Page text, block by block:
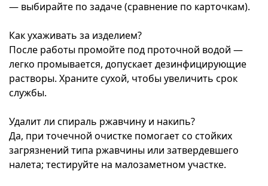
— выбирайте по задаче (сравнение по карточкам).
Как ухаживать за изделием?
После работы промойте под проточной водой —
легко промывается, допускает дезинфицирующие
растворы. Храните сухой, чтобы увеличить срок
службы.
Удалит ли спираль ржавчину и накипь?
Да, при точечной очистке помогает со стойких
загрязнений типа ржавчины или затвердевшего
налета; тестируйте на малозаметном участке.